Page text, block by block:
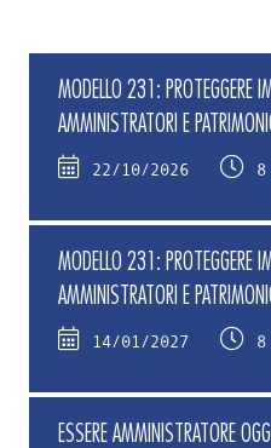
MODELLO 231: PROTEGGERE
AMMINISTRATORI E
22/10/2026
MODELLO 231: PROTEGGERE
AMMINISTRATORI E
14/01/2027
ESSERE AMMINISTRATORE